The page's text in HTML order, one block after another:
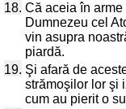
18. Că aceia în
Dumnezeu cel
vin asupra
piardă.
19. Şi afară de
strămoşilor lor şi
cum au pierit o